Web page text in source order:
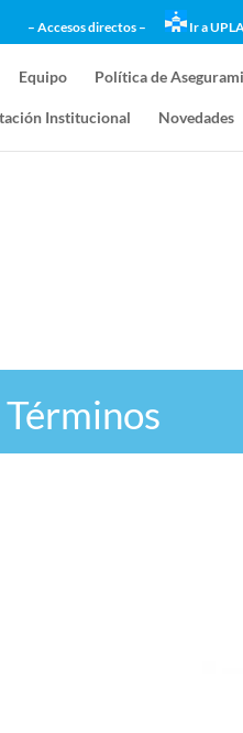
– Accesos directos – Ir a
Equipo Política de
Institucional Novedades